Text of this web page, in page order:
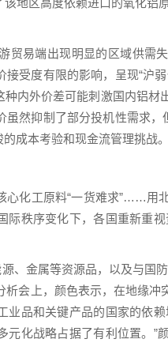
地区高度依赖进口的氧化铝
贸易端出现明显的区域供需
受度有限的影响，呈现“沪
内外价差可能刺激国内铝材
然抑制了部分投机性需求，
成本考验和现金流管理挑战。
心化工原料“一货难求”……用
秩序变化下，各国重新重
、金属等资源品，以及与国
会上，颜色表示，在地缘冲
品和关键产品的国家的依
化战略占据了有利位置。”